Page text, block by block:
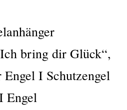
bring dir Glück“,
I Schutzengel
Engel